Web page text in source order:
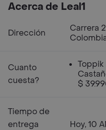
Acerca de Leal1
Dirección
Carrera
Cuanto
cuesta?
Toppik
$
Tiempo de
entrega
Hoy, 10